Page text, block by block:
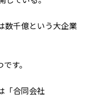
数千億という大企業
す。
「合同会社